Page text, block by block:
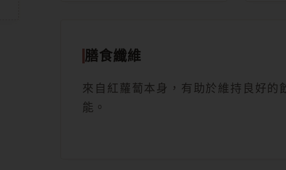
膳食纖維
來自紅蘿蔔本身，有助於維持良好的
能。